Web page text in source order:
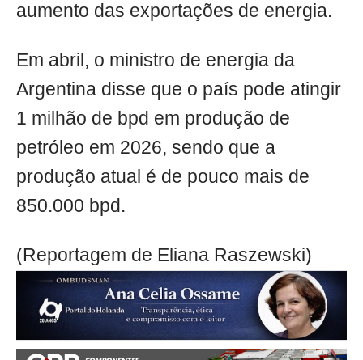
aumento das exportações de energia.
Em abril, o ministro de energia da
Argentina disse que o país pode atingir
1 milhão de bpd em produção de
petróleo em 2026, sendo que a
produção atual é de pouco mais de
850.000 bpd.
(Reportagem de Eliana Raszewski)